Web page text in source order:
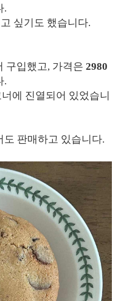
.
싶기도 했습니다.
구입했고, 가격은 2980
.
에 진열되어 있었습니
판매하고 있습니다.